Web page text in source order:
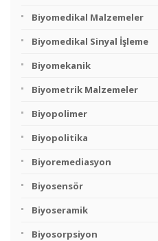
Biyomedikal Malzemeler
Biyomedikal Sinyal İşleme
Biyomekanik
Biyometrik Malzemeler
Biyopolimer
Biyopolitika
Biyoremediasyon
Biyosensör
Biyoseramik
Biyosorpsiyon